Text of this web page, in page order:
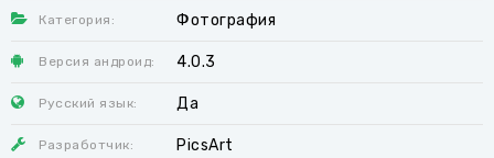
Категория: Фотография
Версия андроид: 4.0.3
Русский язык: Да
Разработчик: PicsArt